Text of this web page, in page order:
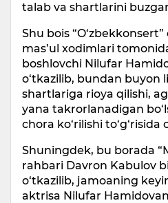
talab va shartlarini
Shu bois
mas’ul xodimlari
boshlovchi Nilufar
o‘tkazilib, bundan buyon
shartlariga rioya qilishi,
yana takrorlanadigan
chora ko‘rilishi
Shuningdek, bu borada
rahbari Davron Kabulov
o‘tkazilib, jamoaning
aktrisa Nilufar